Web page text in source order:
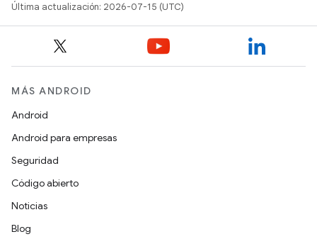
Última actualización: 2026-07-15 (UTC)
MÁS ANDROID
Android
Android para empresas
Seguridad
Código abierto
Noticias
Blog